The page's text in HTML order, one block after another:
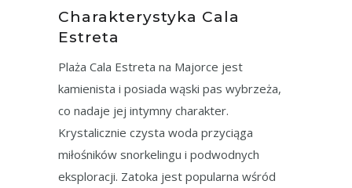
Charakterystyka Cala
Estreta
Plaża Cala Estreta na Majorce jest
kamienista i posiada wąski pas wybrzeża,
co nadaje jej intymny charakter.
Krystalicznie czysta woda przyciąga
miłośników snorkelingu i podwodnych
eksploracji. Zatoka jest popularna wśród